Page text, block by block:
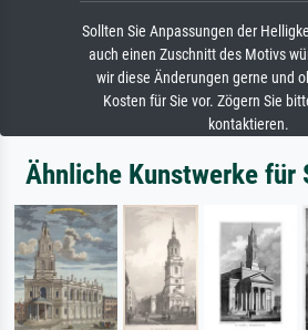
Sollten Sie Anpassungen der
auch einen Zuschnitt des Motivs
wir diese Änderungen gerne und
Kosten für Sie vor. Zögern Sie
kontaktieren.
Ähnliche Kunstwerke für